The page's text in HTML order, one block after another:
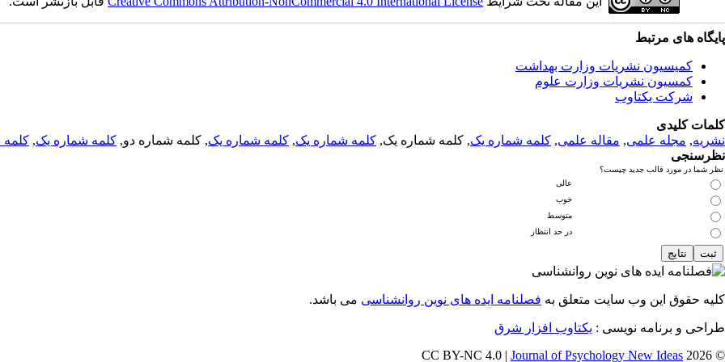
پایگاه های مرتبط
کمیسیون نشریات وزارت بهداشت
کمسیون نشریات وزارت علوم
شرکت یکتاوب
کلمات کلیدی
نشریه, مجله علمی, مقاله علمی, کلمه شماره یک, کلمه شماره یک, کلمه شماره یک, کلمه شماره یک, کلمه شماره دو, کلمه شماره یک, کلمه
نظرسنجی
نظر شما در مورد قالب جدید چیست؟
عالی
خوب
متوسط
در حد انتظار
کلیه حقوق این وب سایت متعلق به فصلنامه ایده های نوین روانشناسی می باشد.
طراحی و برنامه نویسی : یکتاوب افزار شرق
© 2026 CC BY-NC 4.0 |
Journal of Psychology New Ideas